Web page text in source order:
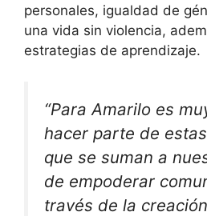
personales, igualdad de
una vida sin violencia,
estrategias de aprendizaje.
“Para Amarilo es
hacer parte de
que se suman a
de empoderar
través de la